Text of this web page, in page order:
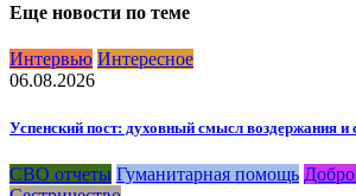
Еще новости по теме
Интервью Интересное
06.08.2026
Успенский пост: духовный смысл воздержания и
СВО отчеты Гуманитарная помощь